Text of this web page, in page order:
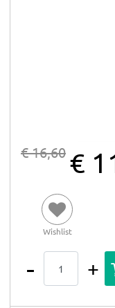
€ 16,60 €
Wishlist